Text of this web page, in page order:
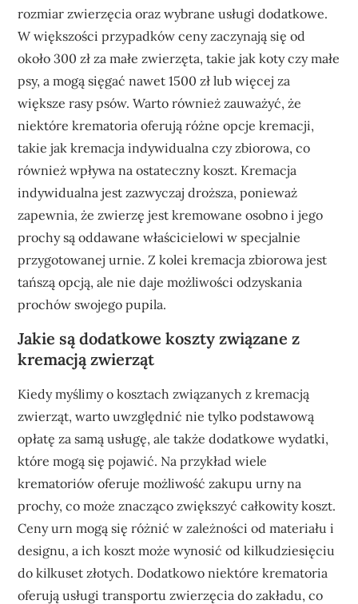
rozmiar zwierzęcia oraz wybrane usługi dodatkowe.
W większości przypadków ceny zaczynają się od
około 300 zł za małe zwierzęta, takie jak koty czy małe
psy, a mogą sięgać nawet 1500 zł lub więcej za
większe rasy psów. Warto również zauważyć, że
niektóre krematoria oferują różne opcje kremacji,
takie jak kremacja indywidualna czy zbiorowa, co
również wpływa na ostateczny koszt. Kremacja
indywidualna jest zazwyczaj droższa, ponieważ
zapewnia, że zwierzę jest kremowane osobno i jego
prochy są oddawane właścicielowi w specjalnie
przygotowanej urnie. Z kolei kremacja zbiorowa jest
tańszą opcją, ale nie daje możliwości odzyskania
prochów swojego pupila.
Jakie są dodatkowe koszty związane z
kremacją zwierząt
Kiedy myślimy o kosztach związanych z kremacją
zwierząt, warto uwzględnić nie tylko podstawową
opłatę za samą usługę, ale także dodatkowe wydatki,
które mogą się pojawić. Na przykład wiele
krematoriów oferuje możliwość zakupu urny na
prochy, co może znacząco zwiększyć całkowity koszt.
Ceny urn mogą się różnić w zależności od materiału i
designu, a ich koszt może wynosić od kilkudziesięciu
do kilkuset złotych. Dodatkowo niektóre krematoria
oferują usługi transportu zwierzęcia do zakładu, co